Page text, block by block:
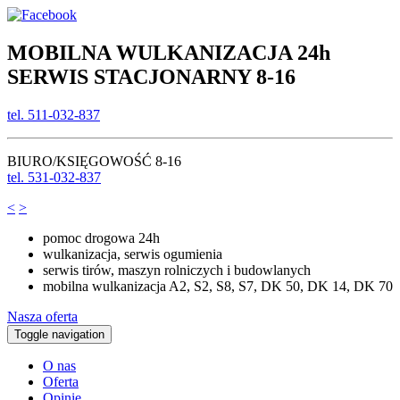
MOBILNA WULKANIZACJA 24h
SERWIS STACJONARNY 8-16
tel. 511-032-837
BIURO/KSIĘGOWOŚĆ 8-16
tel. 531-032-837
< >
pomoc drogowa 24h
wulkanizacja, serwis ogumienia
serwis tirów, maszyn rolniczych i budowlanych
mobilna wulkanizacja A2, S2, S8, S7, DK 50, DK 14, DK 70
Nasza oferta
Toggle navigation
O nas
Oferta